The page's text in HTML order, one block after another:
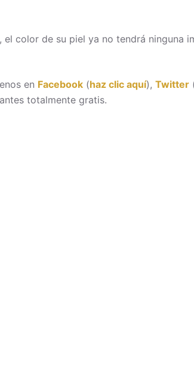
color de su piel ya no tendrá ninguna
en Facebook (haz clic aquí),Twitter
totalmente gratis.